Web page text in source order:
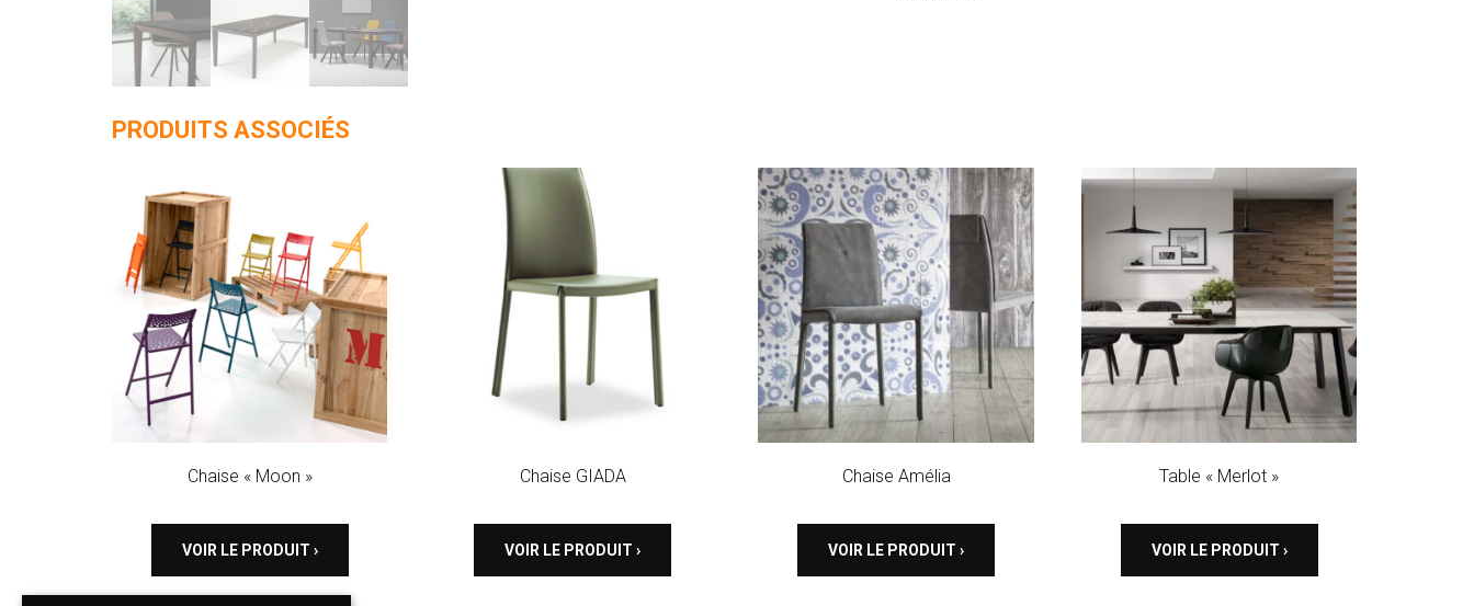
PRODUITS ASSOCIÉS
Chaise « Moon »
VOIR LE PRODUIT ›
Chaise GIADA
VOIR LE PRODUIT ›
Chaise Amélia
VOIR LE PRODUIT ›
Table « Merlot »
VOIR LE PRODUIT ›